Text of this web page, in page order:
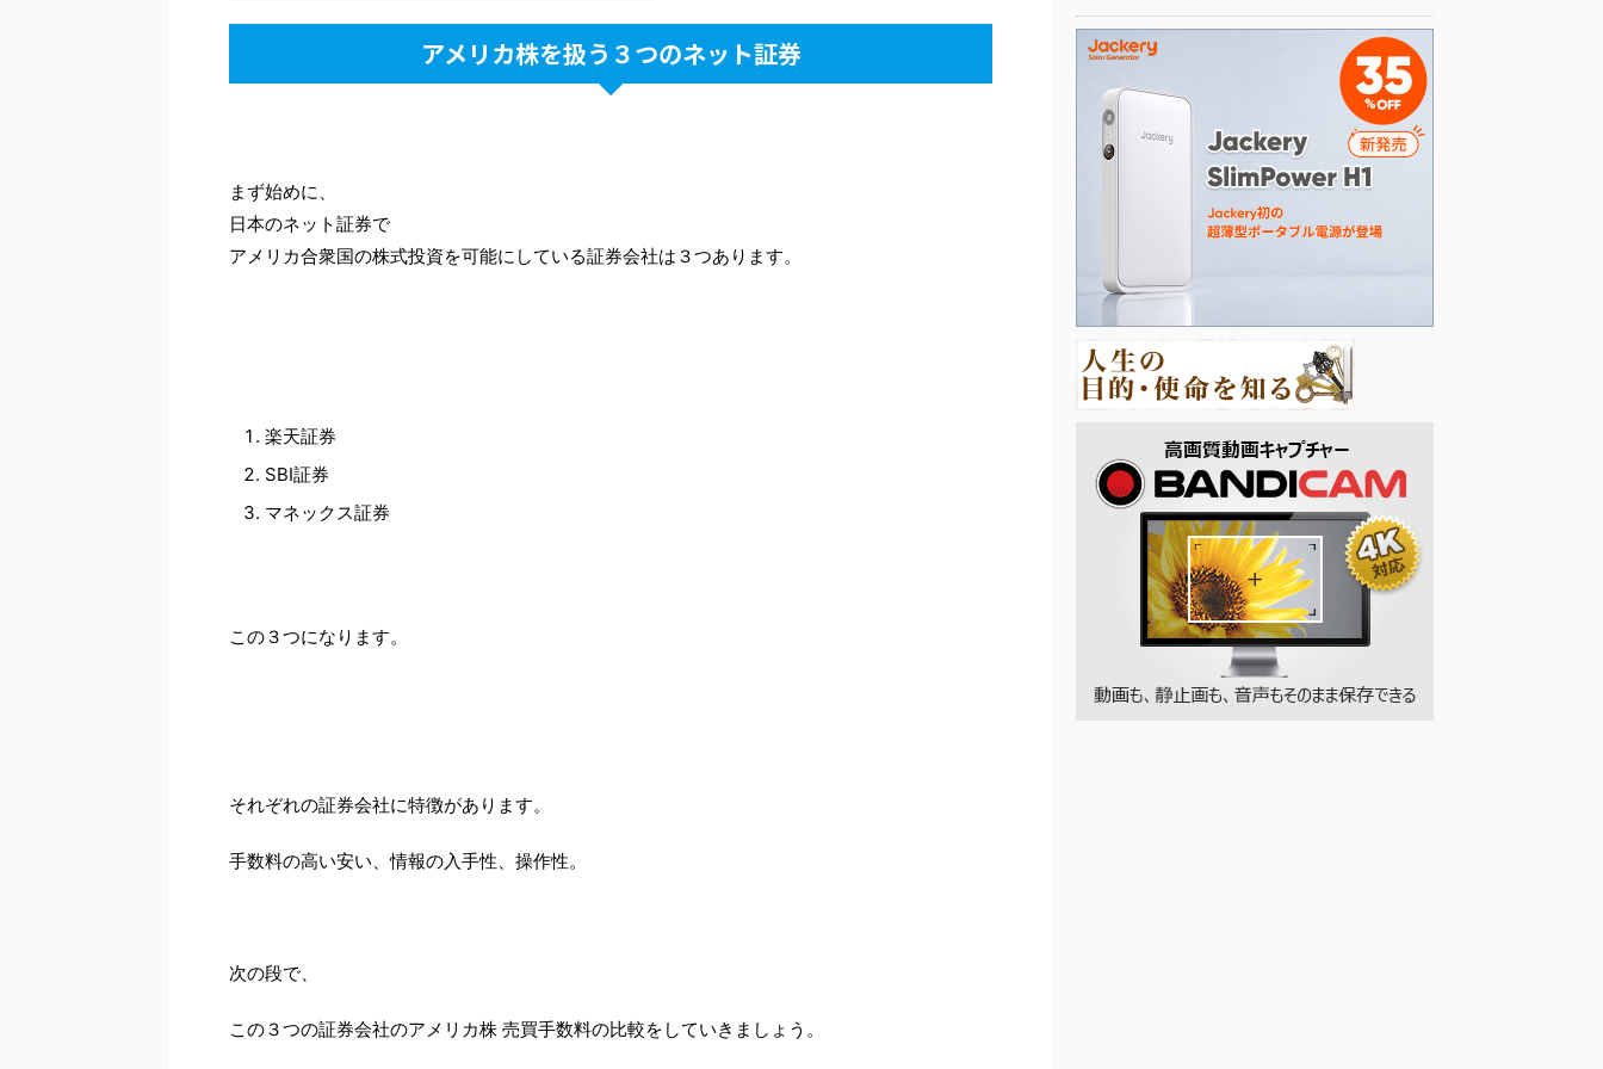
アメリカ株を扱う３つのネット証券
まず始めに、
日本のネット証券で
アメリカ合衆国の株式投資を可能にしている証券会社は３つあります。
楽天証券
SBI証券
マネックス証券
この３つになります。
それぞれの証券会社に特徴があります。
手数料の高い安い、情報の入手性、操作性。
次の段で、
この３つの証券会社のアメリカ株 売買手数料の比較をしていきましょう。